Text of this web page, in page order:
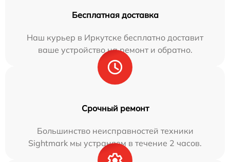
Бесплатная доставка
Наш курьер в Иркутске бесплатно доставит
ваше устройство на ремонт и обратно.
Срочный ремонт
Большинство неисправностей техники
Sightmark мы устраняем в течение 2 часов.